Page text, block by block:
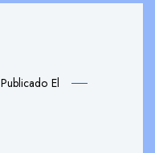
Publicado El